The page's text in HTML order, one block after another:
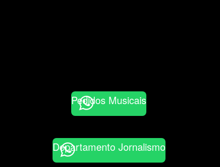
Pedidos Musicais
Departamento Jornalismo